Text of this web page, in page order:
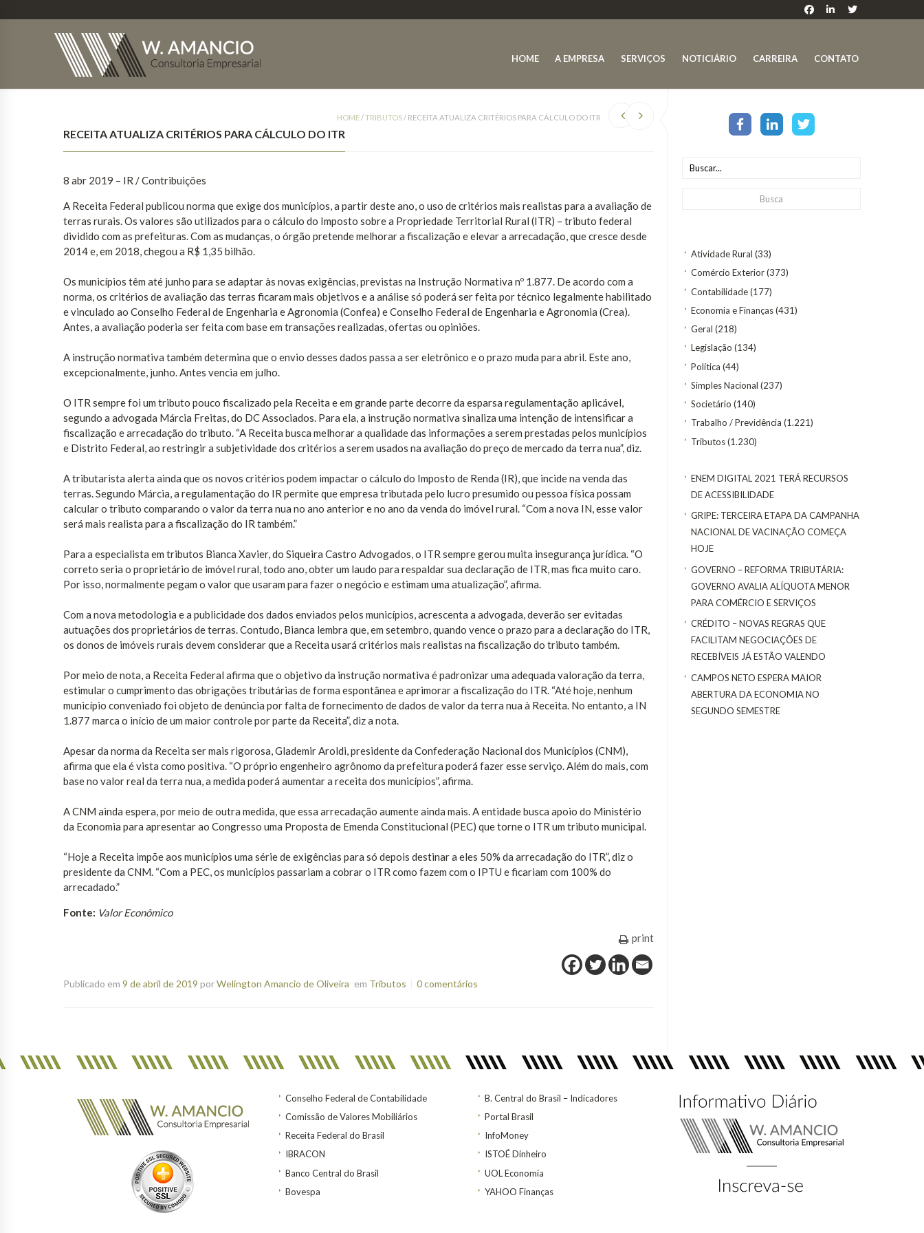
HOME A EMPRESA SERVIÇOS NOTICIÁRIO CARREIRA CONTATO
Atividade Rural (33)
Comércio Exterior(373)
Contabilidade(177)
Economia e Finanças(431)
Geral (218)
Legislação (134)
Política (44)
Simples Nacional (237)
Societário (140)
Trabalho / Previdência (1.221)
Tributos(1.230)
ENEM DIGITAL 2021 TERÁ RECURSOS
DE ACESSIBILIDADE
GRIPE: TERCEIRA ETAPA DA CAMPANHA
NACIONAL DE VACINAÇÃO COMEÇA
HOJE
GOVERNO – REFORMA TRIBUTÁRIA:
GOVERNO AVALIA ALÍQUOTA MENOR
PARA COMÉRCIO E SERVIÇOS
CRÉDITO – NOVAS REGRAS QUE
FACILITAM NEGOCIAÇÕES DE
RECEBÍVEIS JÁ ESTÃO VALENDO
CAMPOS NETO ESPERA MAIOR
ABERTURA DA ECONOMIA NO
SEGUNDO SEMESTRE
HOME/TRIBUTOS/ RECEITA ATUALIZA CRITÉRIOS PARA CÁLCULO DO ITR
RECEITA ATUALIZA CRITÉRIOS PARA CÁLCULO DO ITR
8 abr 2019 – IR / Contribuições
A Receita Federal publicou norma que exige dos municípios, a partir deste ano, o uso de critérios mais realistas para a avaliação de
terras rurais. Os valores são utilizados para o cálculo do Imposto sobre a Propriedade Territorial Rural (ITR) – tributo federal
dividido com as prefeituras. Com as mudanças, o órgão pretende melhorar a fiscalização e elevar a arrecadação, que cresce desde
2014 e, em 2018, chegou a R$ 1,35 bilhão.
Os municípios têm até junho para se adaptar às novas exigências, previstas na Instrução Normativa nº 1.877. De acordo com a
norma, os critérios de avaliação das terras ficaram mais objetivos e a análise só poderá ser feita por técnico legalmente habilitado
e vinculado ao Conselho Federal de Engenharia e Agronomia (Confea) e Conselho Federal de Engenharia e Agronomia (Crea).
Antes, a avaliação poderia ser feita com base em transações realizadas, ofertas ou opiniões.
A instrução normativa também determina que o envio desses dados passa a ser eletrônico e o prazo muda para abril. Este ano,
excepcionalmente, junho. Antes vencia em julho.
O ITR sempre foi um tributo pouco fiscalizado pela Receita e em grande parte decorre da esparsa regulamentação aplicável,
segundo a advogada Márcia Freitas, do DC Associados. Para ela, a instrução normativa sinaliza uma intenção de intensificar a
fiscalização e arrecadação do tributo. “A Receita busca melhorar a qualidade das informações a serem prestadas pelos municípios
e Distrito Federal, ao restringir a subjetividade dos critérios a serem usados na avaliação do preço de mercado da terra nua”, diz.
A tributarista alerta ainda que os novos critérios podem impactar o cálculo do Imposto de Renda (IR), que incide na venda das
terras. Segundo Márcia, a regulamentação do IR permite que empresa tributada pelo lucro presumido ou pessoa física possam
calcular o tributo comparando o valor da terra nua no ano anterior e no ano da venda do imóvel rural. “Com a nova IN, esse valor
será mais realista para a fiscalização do IR também.”
Para a especialista em tributos Bianca Xavier, do Siqueira Castro Advogados, o ITR sempre gerou muita insegurança jurídica. “O
correto seria o proprietário de imóvel rural, todo ano, obter um laudo para respaldar sua declaração de ITR, mas fica muito caro.
Por isso, normalmente pegam o valor que usaram para fazer o negócio e estimam uma atualização”, afirma.
Com a nova metodologia e a publicidade dos dados enviados pelos municípios, acrescenta a advogada, deverão ser evitadas
autuações dos proprietários de terras. Contudo, Bianca lembra que, em setembro, quando vence o prazo para a declaração do ITR,
os donos de imóveis rurais devem considerar que a Receita usará critérios mais realistas na fiscalização do tributo também.
Por meio de nota, a Receita Federal afirma que o objetivo da instrução normativa é padronizar uma adequada valoração da terra,
estimular o cumprimento das obrigações tributárias de forma espontânea e aprimorar a fiscalização do ITR. “Até hoje, nenhum
município conveniado foi objeto de denúncia por falta de fornecimento de dados de valor da terra nua à Receita. No entanto, a IN
1.877 marca o início de um maior controle por parte da Receita”, diz a nota.
Apesar da norma da Receita ser mais rigorosa, Glademir Aroldi, presidente da Confederação Nacional dos Municípios (CNM),
afirma que ela é vista como positiva. “O próprio engenheiro agrônomo da prefeitura poderá fazer esse serviço. Além do mais, com
base no valor real da terra nua, a medida poderá aumentar a receita dos municípios”, afirma.
A CNM ainda espera, por meio de outra medida, que essa arrecadação aumente ainda mais. A entidade busca apoio do Ministério
da Economia para apresentar ao Congresso uma Proposta de Emenda Constitucional (PEC) que torne o ITR um tributo municipal.
“Hoje a Receita impõe aos municípios uma série de exigências para só depois destinar a eles 50% da arrecadação do ITR”, diz o
presidente da CNM. “Com a PEC, os municípios passariam a cobrar o ITR como fazem com o IPTU e ficariam com 100% do
arrecadado.”
Fonte: Valor Econômico
print
Publicado em 9 de abril de 2019 porWelington Amancio de Oliveira em Tributos 0 comentários
Conselho Federal de Contabilidade
Comissão de Valores Mobiliários
Receita Federal do Brasil
IBRACON
Banco Central do Brasil
Bovespa
B. Central do Brasil – Indicadores
Portal Brasil
InfoMoney
ISTOÉ Dinheiro
UOL Economia
YAHOO Finanças